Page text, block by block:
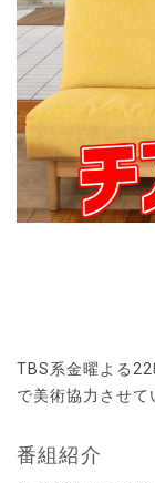
TBS系金曜よる
で美術協力させて
番組紹介